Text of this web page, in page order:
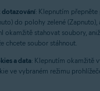
dotazování: Klepnutím přepněte
do polohy zelené (Zapnuto),
okamžitě stahovat soubory,
chcete soubor stáhnout.
a data: Klepnutím okamžitě
ve vybraném režimu